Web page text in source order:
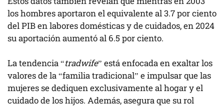
los hombres aportaron el equivalente al 3.7 por ciento
del PIB en labores domésticas y de cuidados, en 2024
su aportación aumentó al 6.5 por ciento.
La tendencia “tradwife” está enfocada en exaltar los
valores de la “familia tradicional” e impulsar que las
mujeres se dediquen exclusivamente al hogar y el
cuidado de los hijos. Además, asegura que su rol